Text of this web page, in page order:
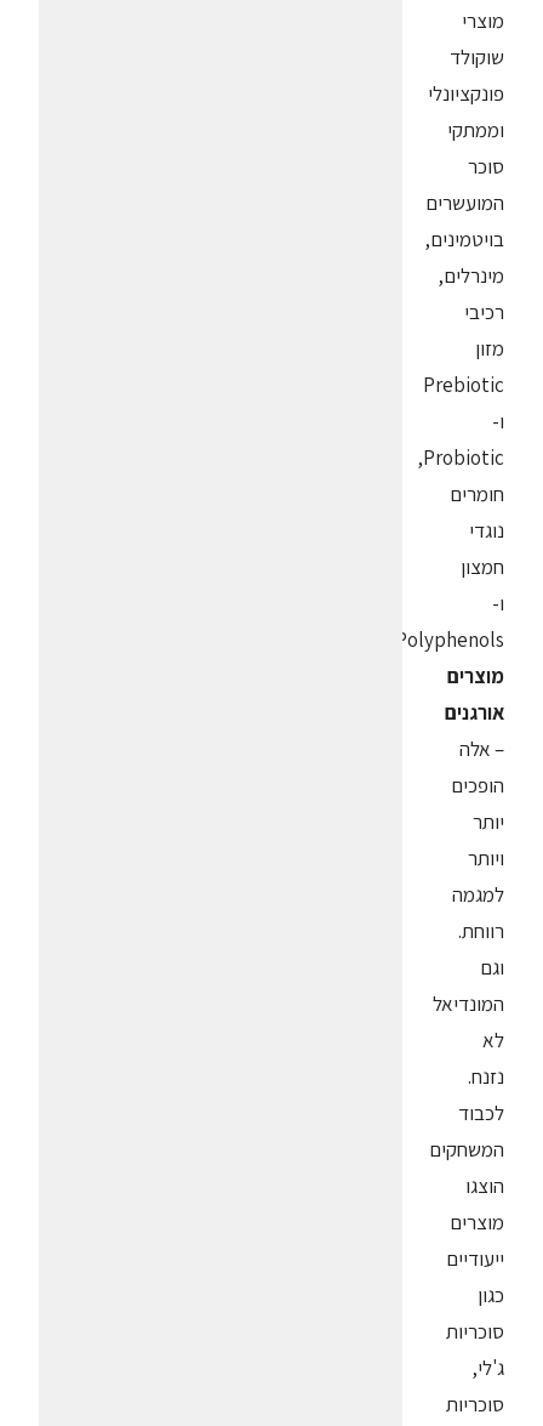
מוצרי
שוקולד
פונקציונלי
וממתקי
סוכר
המועשרים
בויטמינים,
מינרלים,
רכיבי
מזון
Prebiotic
ו-
Probiotic,
חומרים
נוגדי
חמצון
ו-
Polyphenols.
מוצרים
אורגנים
– אלה
הופכים
יותר
ויותר
למגמה
רווחת.
וגם
המונדיאל
לא
נזנח.
לכבוד
המשחקים
הוצגו
מוצרים
ייעודיים
כגון
סוכריות
ג'לי,
סוכריות